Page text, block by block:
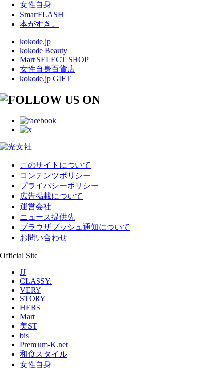
女性自身
SmartFLASH
本がすき。
kokode.jp
kokode Beauty
Mart SELECT SHOP
女性自身百貨店
kokode.jp GIFT
このサイトについて
コンテンツポリシー
プライバシーポリシー
広告掲載について
運営会社
ニュース提供先
ブラウザプッシュ通知について
お問い合わせ
Official Site
JJ
CLASSY.
VERY
STORY
HERS
Mart
美ST
bis
Premium-K.net
和食スタイル
女性自身